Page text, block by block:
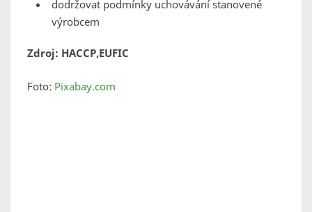
dodržovat podmínky uchovávání stanovené
výrobcem
Zdroj: HACCP,EUFIC
Foto: Pixabay.com